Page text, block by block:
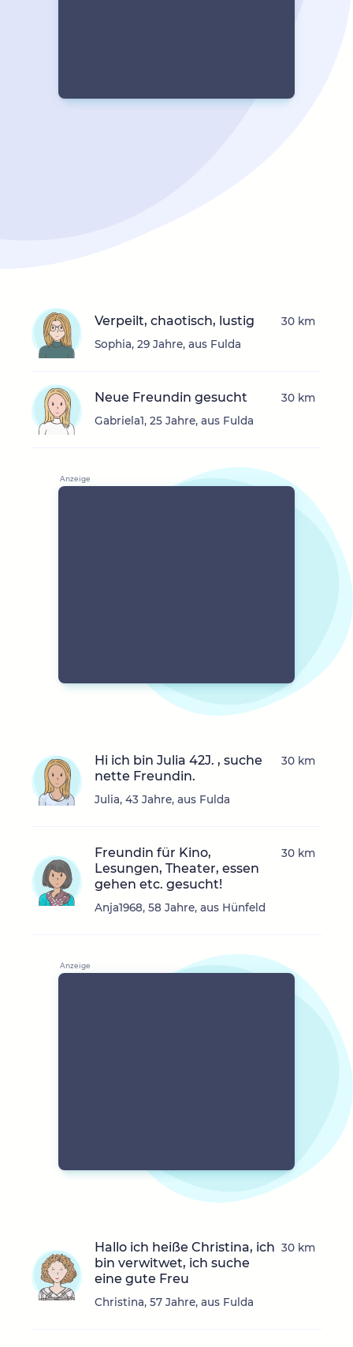
Verpeilt, chaotisch, lustig
Sophia, 29 Jahre, aus Fulda
30 km
Neue Freundin gesucht
Gabriela1, 25 Jahre, aus Fulda
30 km
Hi ich bin Julia 42J. , suche
nette Freundin.
Julia, 43 Jahre, aus Fulda
30 km
Freundin für Kino,
Lesungen, Theater, essen
gehen etc. gesucht!
Anja1968, 58 Jahre, aus Hünfeld
30 km
Hallo ich heiße Christina, ich
bin verwitwet, ich suche
eine gute Freu
Christina, 57 Jahre, aus Fulda
30 km